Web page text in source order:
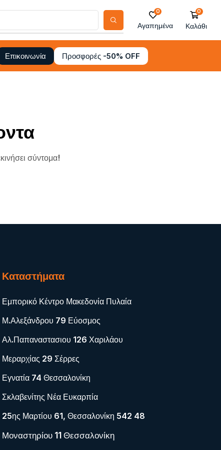
0
Αγαπημένα
0
Καλάθι
Επικοινωνία Προσφορές -50% OFF
σύντομα!
Καταστήματα
Εμπορικό Κέντρο Μακεδονία Πυλαία
Μ.Αλεξάνδρου 79 Εύοσμος
Αλ.Παπαναστασιου 126 Χαριλάου
Μεραρχίας 29 Σέρρες
Εγνατία 74 Θεσσαλονίκη
Σκλαβενίτης Νέα Ευκαρπία
25ης Μαρτίου 61, Θεσσαλονίκη 542 48
Μοναστηρίου 11 Θεσσαλονίκη